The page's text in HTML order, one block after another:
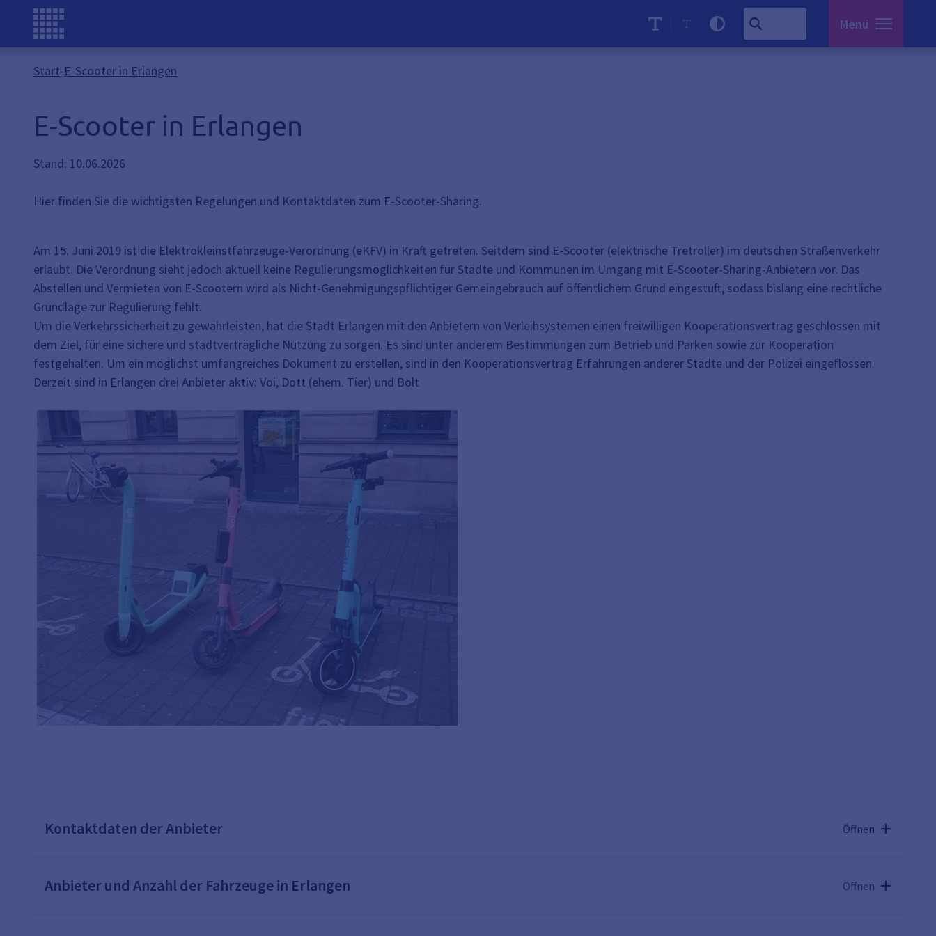
Menü
Start-E-Scooter in Erlangen
E-Scooter in Erlangen
Stand: 10.06.2026
Hier finden Sie die wichtigsten Regelungen und Kontaktdaten zum E-Scooter-Sharing.
Am 15. Juni 2019 ist die Elektrokleinstfahrzeuge-Verordnung (eKFV) in Kraft getreten. Seitdem sind E-Scooter (elektrische Tretroller) im deutschen Straßenverkehr
erlaubt. Die Verordnung sieht jedoch aktuell keine Regulierungsmöglichkeiten für Städte und Kommunen im Umgang mit E-Scooter-Sharing-Anbietern vor. Das
Abstellen und Vermieten von E-Scootern wird als Nicht-Genehmigungspflichtiger Gemeingebrauch auf öffentlichem Grund eingestuft, sodass bislang eine rechtliche
Grundlage zur Regulierung fehlt.
Um die Verkehrssicherheit zu gewährleisten, hat die Stadt Erlangen mit den Anbietern von Verleihsystemen einen freiwilligen Kooperationsvertrag geschlossen mit
dem Ziel, für eine sichere und stadtverträgliche Nutzung zu sorgen. Es sind unter anderem Bestimmungen zum Betrieb und Parken sowie zur Kooperation
festgehalten. Um ein möglichst umfangreiches Dokument zu erstellen, sind in den Kooperationsvertrag Erfahrungen anderer Städte und der Polizei eingeflossen.
Derzeit sind in Erlangen drei Anbieter aktiv: Voi, Dott (ehem. Tier) und Bolt
Kontaktdaten der Anbieter Öffnen
Anbieter und Anzahl der Fahrzeuge in Erlangen Öffnen